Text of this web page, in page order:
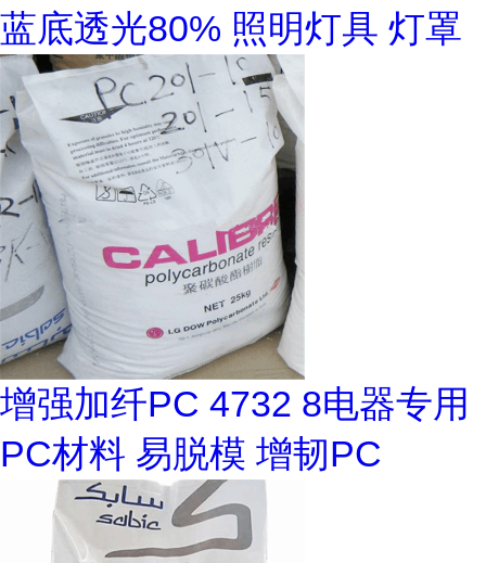
蓝底透光80% 照明灯具 灯罩
增强加纤PC 4732 8电器专用
PC材料 易脱模 增韧PC